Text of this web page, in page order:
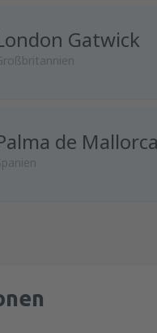
Gatwick
von